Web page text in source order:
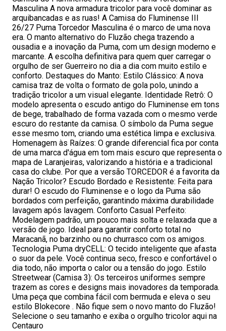
Masculina A nova armadura tricolor para você dominar as
arquibancadas e as ruas! A Camisa do Fluminense III
26/27 Puma Torcedor Masculina é o marco de uma nova
era. O manto alternativo do Fluzão chega trazendo a
ousadia e a inovação da Puma, com um design moderno e
marcante. A escolha definitiva para quem quer carregar o
orgulho de ser Guerreiro no dia a dia com muito estilo e
conforto. Destaques do Manto: Estilo Clássico: A nova
camisa traz de volta o formato de gola polo, unindo a
tradição tricolor a um visual elegante. Identidade Retrô: O
modelo apresenta o escudo antigo do Fluminense em tons
de bege, trabalhado de forma vazada com o mesmo verde
escuro do restante da camisa. O símbolo da Puma segue
esse mesmo tom, criando uma estética limpa e exclusiva.
Homenagem às Raízes: O grande diferencial fica por conta
de uma marca d'água em tom mais escuro que representa o
mapa de Laranjeiras, valorizando a história e a tradicional
casa do clube. Por que a versão TORCEDOR é a favorita da
Nação Tricolor? Escudo Bordado e Resistente: Feita para
durar! O escudo do Fluminense e o logo da Puma são
bordados com perfeição, garantindo máxima durabilidade
lavagem após lavagem. Conforto Casual Perfeito:
Modelagem padrão, um pouco mais solta e relaxada que a
versão de jogo. Ideal para garantir conforto total no
Maracanã, no barzinho ou no churrasco com os amigos.
Tecnologia Puma dryCELL: O tecido inteligente que afasta
o suor da pele. Você continua seco, fresco e confortável o
dia todo, não importa o calor ou a tensão do jogo. Estilo
Streetwear (Camisa 3): Os terceiros uniformes sempre
trazem as cores e designs mais inovadores da temporada.
Uma peça que combina fácil com bermuda e eleva o seu
estilo Blokecore . Não fique sem o novo manto do Fluzão!
Selecione o seu tamanho e exiba o orgulho tricolor aqui na
Centauro